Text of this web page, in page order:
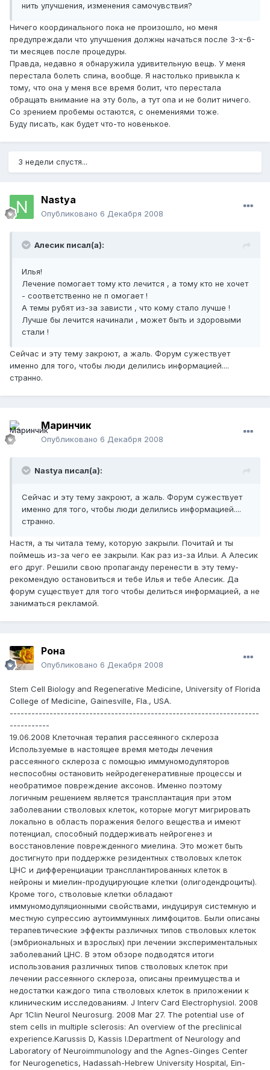
нить улучшения, изменения самочувствия?
Ничего координального пока не произошло, но меня
предупреждали что улучшения должны начаться после 3-х-6-
ти месяцев после процедуры.
Правда, недавно я обнаружила удивительную вещь. У меня
перестала болеть спина, вообще. Я настолько привыкла к
тому, что она у меня все время болит, что перестала
обращать внимание на эту боль, а тут опа и не болит ничего.
Со зрением пробемы остаются, с онемениями тоже.
Буду писать, как будет что-то новенькое.
3 недели спустя...
Nastya
Опубликовано 6 Декабря 2008
Алесик писал(а):
Илья!
Лечение помогает тому кто лечится , а тому кто не хочет
- соответственно не п омогает !
А темы рубят из-за зависти , что кому стало лучше !
Лучше бы лечится начинали , может быть и здоровыми
стали !
Сейчас и эту тему закроют, а жаль. Форум сужествует
именно для того, чтобы люди делились информацией....
странно.
Маринчик
Опубликовано 6 Декабря 2008
Nastya писал(а):
Сейчас и эту тему закроют, а жаль. Форум сужествует
именно для того, чтобы люди делились информацией....
странно.
Настя, а ты читала тему, которую закрыли. Почитай и ты
поймешь из-за чего ее закрыли. Как раз из-за Ильи. А Алесик
его друг. Решили свою пропаганду перенести в эту тему-
рекомендую остановиться и тебе Илья и тебе Алесик. Да
форум существует для того чтобы делиться информацией, а не
заниматься рекламой.
Рона
Опубликовано 6 Декабря 2008
Stem Cell Biology and Regenerative Medicine, University of Florida
College of Medicine, Gainesville, Fla., USA.
---------------------------------------------------------------------
-----------
19.06.2008 Клеточная терапия рассеянного склероза
Используемые в настоящее время методы лечения
рассеянного склероза с помощью иммуномодуляторов
неспособны остановить нейродегенеративные процессы и
необратимое повреждение аксонов. Именно поэтому
логичным решением является трансплантация при этом
заболевании стволовых клеток, которые могут мигрировать
локально в область поражения белого вещества и имеют
потенциал, способный поддерживать нейрогенез и
восстановление поврежденного миелина. Это может быть
достигнуто при поддержке резидентных стволовых клеток
ЦНС и дифференциации трансплантированных клеток в
нейроны и миелин-продуцирующие клетки (олигодендроциты).
Кроме того, стволовые клетки обладают
иммуномодуляционными свойствами, индуцируя системную и
местную супрессию аутоиммунных лимфоцитов. Были описаны
терапевтические эффекты различных типов стволовых клеток
(эмбриональных и взрослых) при лечении экспериментальных
заболеваний ЦНС. В этом обзоре подводятся итоги
использования различных типов стволовых клеток при
лечении рассеянного склероза, описаны преимущества и
недостатки каждого типа стволовых клеток в приложении к
клиническим исследованиям. J Interv Card Electrophysiol. 2008
Apr 1Clin Neurol Neurosurg. 2008 Mar 27. The potential use of
stem cells in multiple sclerosis: An overview of the preclinical
experience.Karussis D, Kassis I.Department of Neurology and
Laboratory of Neuroimmunology and the Agnes-Ginges Center
for Neurogenetics, Hadassah-Hebrew University Hospital, Ein-